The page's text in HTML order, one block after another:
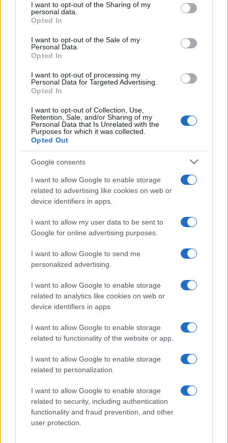
not limited to your visit or usage behaviour. You may click to
grant or deny consent to Google and its third-party tags to
use your data for below specified purposes in below Google
consent section.
I want to opt-out of the Sharing of my
personal data.
Opted In
I want to opt-out of the Sale of my
Personal Data.
Opted In
I want to opt-out of processing my
Personal Data for Targeted Advertising.
Opted In
I want to opt-out of Collection, Use,
Retention, Sale, and/or Sharing of my
Personal Data that Is Unrelated with the
Purposes for which it was collected.
Opted Out
Google consents
I want to allow Google to enable storage
related to advertising like cookies on web or
device identifiers in apps.
I want to allow my user data to be sent to
Google for online advertising purposes.
I want to allow Google to send me
personalized advertising.
I want to allow Google to enable storage
related to analytics like cookies on web or
device identifiers in apps.
I want to allow Google to enable storage
related to functionality of the website or app.
I want to allow Google to enable storage
related to personalization.
I want to allow Google to enable storage
related to security, including authentication
functionality and fraud prevention, and other
user protection.
Sigue leyendo
NOTICIAS
Incidente de fuego en la Terminal 2 del aeropuerto
Murtala Muhammed en Lagos
Lucía Marín · 4 Ago 2026